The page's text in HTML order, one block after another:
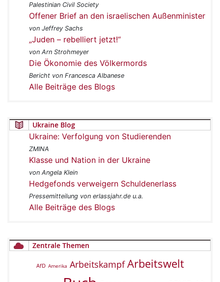
Palestinian Civil Society
Offener Brief an den israelischen Außenminister
von Jeffrey Sachs
„Juden – rebelliert jetzt!“
von Arn Strohmeyer
Die Ökonomie des Völkermords
Bericht von Francesca Albanese
Alle Beiträge des Blogs
Ukraine Blog
Ukraine: Verfolgung von Studierenden
ZMINA
Klasse und Nation in der Ukraine
von Angela Klein
Hedgefonds verweigern Schuldenerlass
Pressemitteilung von erlassjahr.de u.a.
Alle Beiträge des Blogs
Zentrale Themen
AfD Amerika Arbeitskampf Arbeitswelt